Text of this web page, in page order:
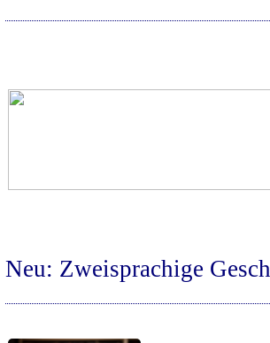
Neu: Zweisprachige